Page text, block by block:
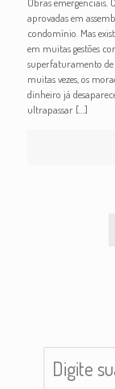
aprovadas em
condomínio. Mas
em muitas gestões
superfaturamento de
muitas vezes, os
dinheiro já
ultrapassar[…]